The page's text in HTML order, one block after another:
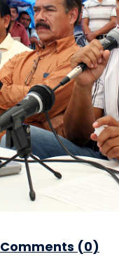
Comments (0)